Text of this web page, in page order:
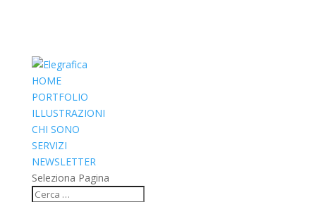
HOME
PORTFOLIO
ILLUSTRAZIONI
CHI SONO
SERVIZI
NEWSLETTER
Seleziona Pagina